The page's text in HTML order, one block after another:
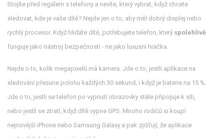
Stojíte před regálem s telefony a nevíte, který vybrat, když chcete
sledovat, kde je vaše dítě? Nejde jen o to, aby měl dobrý displej nebo
rychlý procesor. Když hlídáte dítě, potřebujete telefon, který spolehlivě
funguje jako nástroj bezpečnosti - ne jako luxusní hračka.
Nejde o to, kolik megapixelů má kamera. Jde o to, jestli aplikace na
sledování přesune polohu každých 30 sekund, i když je baterie na 15 %.
Jde o to, jestli se telefon po vypnutí obrazovky stále připojuje k síti,
nebo jestli se ztratí, když dítě vypne GPS. Mnoho rodičů si koupí
nejnovější iPhone nebo Samsung Galaxy a pak zjišťují, že aplikace